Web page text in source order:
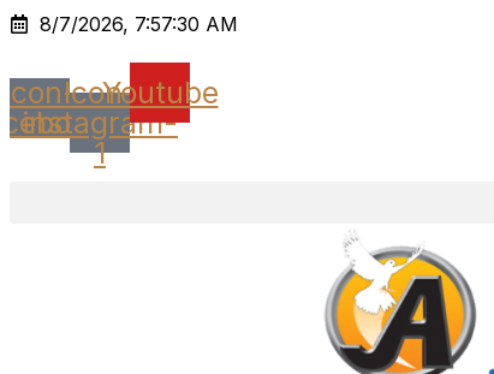
Ir
o
conteúdo
8/7/2026, 7:57:30 AM
Icon-Icon-
instagram-
1
Youtube